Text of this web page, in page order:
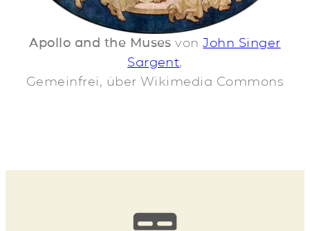
Apollo and the Muses vonJohn Singer
Sargent,
Gemeinfrei, über Wikimedia Commons